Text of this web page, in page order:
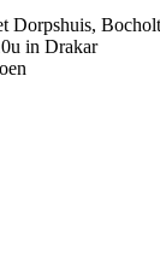
Dorpshuis,
in Drakar